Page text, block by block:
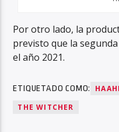
Por otro lado, la
previsto que la
el año 2021.
ETIQUETADO COMO:
THE WITCHER